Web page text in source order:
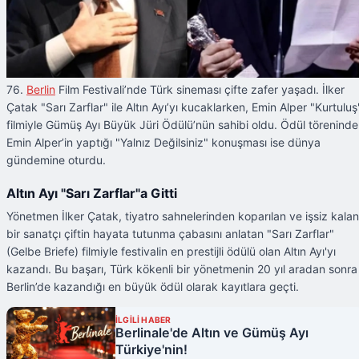
76. Berlin Film Festivali’nde Türk sineması çifte zafer yaşadı. İlker
Çatak "Sarı Zarflar" ile Altın Ayı’yı kucaklarken, Emin Alper
filmiyle Gümüş Ayı Büyük Jüri Ödülü’nün sahibi oldu. Ödül töreninde
Emin Alper’in yaptığı "Yalnız Değilsiniz" konuşması ise dünya
gündemine oturdu.
Altın Ayı "Sarı Zarflar"a Gitti
Yönetmen İlker Çatak, tiyatro sahnelerinden koparılan ve işsiz kalan
bir sanatçı çiftin hayata tutunma çabasını anlatan "Sarı Zarflar"
(Gelbe Briefe) filmiyle festivalin en prestijli ödülü olan Altın Ayı'yı
kazandı. Bu başarı, Türk kökenli bir yönetmenin 20 yıl aradan sonra
Berlin’de kazandığı en büyük ödül olarak kayıtlara geçti.
İLGİLİ HABER
Berlinale'de Altın ve Gümüş Ayı
Türkiye'nin!